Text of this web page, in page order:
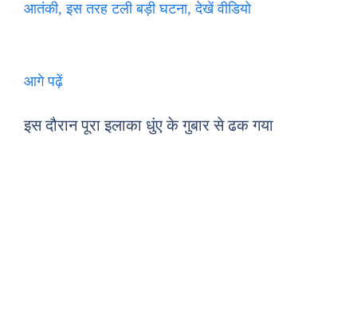
आतंकी, इस तरह टली बड़ी घटना, देखें वीडियो
आगे पढ़ें
इस दौरान पूरा इलाका धुंए के गुबार से ढक गया